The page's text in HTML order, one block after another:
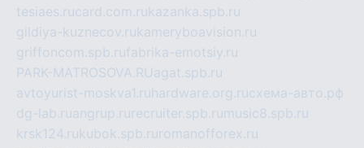
tesiaes.rucard.com.rukazanka.spb.ru
gildiya-kuznecov.rukameryboavision.ru
griffoncom.spb.rufabrika-emotsiy.ru
PARK-MATROSOVA.RUagat.spb.ru
avtoyurist-moskva1.ru hardware.org.ruсхема-авто.рф
dg-lab.ruangrup.ru recruiter.spb.ru music8.spb.ru
krsk124.rukubok.spb.ru romanofforex.ru